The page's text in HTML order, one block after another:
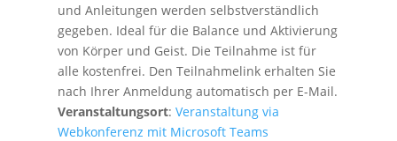
und Anleitungen werden selbstverständlich
gegeben. Ideal für die Balance und Aktivierung
von Körper und Geist. Die Teilnahme ist für
alle kostenfrei. Den Teilnahmelink erhalten Sie
nach Ihrer Anmeldung automatisch per E-Mail.
Veranstaltungsort: Veranstaltung via
Webkonferenz mit Microsoft Teams